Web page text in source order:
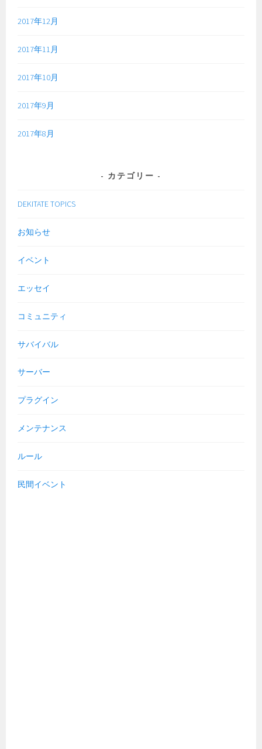
2017年12月
2017年11月
2017年10月
2017年9月
2017年8月
カテゴリー
DEKITATE TOPICS
お知らせ
イベント
エッセイ
コミュニティ
サバイバル
サーバー
プラグイン
メンテナンス
ルール
民間イベント